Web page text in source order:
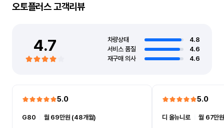
오토플러스고객리뷰
4.7 차량상태
4.8
서비스 품질
4.6
재구매 의사
4.6
5.0
G80
월 69만원 (48개월)
5.0
디 올뉴니로ㅣ월 67만